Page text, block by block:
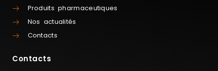
Produits pharmaceutiques
Nos actualités
Contacts
Contacts